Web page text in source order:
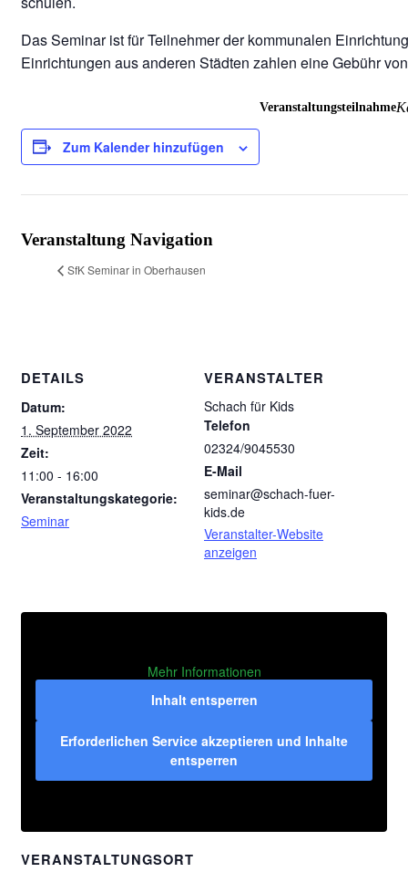
Das Seminar ist für Teilnehmer der kommunalen
Einrichtungen aus anderen Städten zahlen eine Gebühr
Zum Kalender hinzufügen
Veranstaltungsteilnahme
Veranstaltung Navigation
SfK Seminar in Oberhausen
DETAILS
Datum:
1. September 2022
Zeit:
11:00 - 16:00
Veranstaltungskategorie:
Seminar
VERANSTALTER
Schach für Kids
Telefon
02324/9045530
E-Mail
seminar@schach-fuer-
kids.de
Veranstalter-Website
anzeigen
VERANSTALTUNGSORT
Mehr Informationen
Inhalt entsperren
Erforderlichen Service akzeptieren und Inhalte
entsperren